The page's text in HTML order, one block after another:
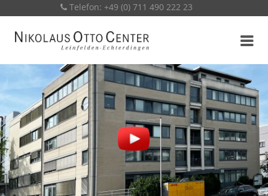
Telefon: +49 (0) 711 490 222 23